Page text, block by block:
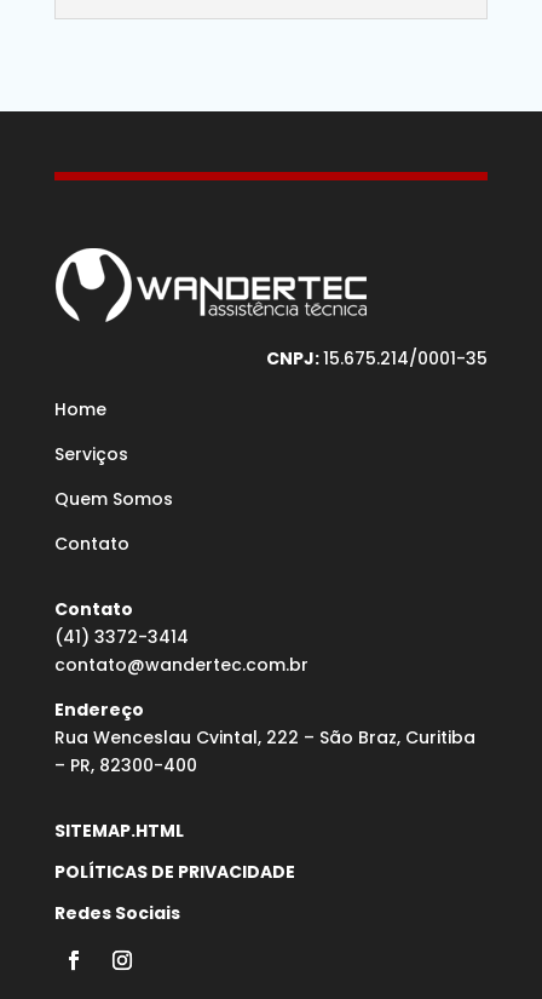
CNPJ:15.675.214/0001-35
Home
Serviços
Quem Somos
Contato
Contato
(41) 3372-3414
contato@wandertec.com.br
Endereço
Rua Wenceslau Cvintal, 222 – São Braz, Curitiba
– PR, 82300-400
SITEMAP.HTML
POLÍTICAS DE PRIVACIDADE
Redes Sociais